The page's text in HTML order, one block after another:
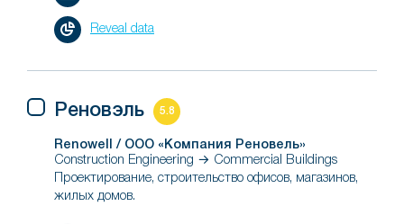
Reveal data
Реновэль 5.8
Renowell / ООО «Компания Реновель»
Construction Engineering → Commercial Buildings
Проектирование, строительство офисов, магазинов,
жилых домов.